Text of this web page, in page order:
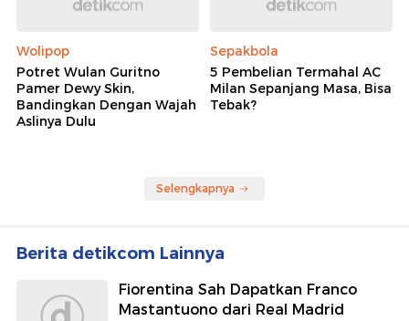
Wolipop
Potret Wulan Guritno
Pamer Dewy Skin,
Bandingkan Dengan Wajah
Aslinya Dulu
Sepakbola
5 Pembelian Termahal AC
Milan Sepanjang Masa, Bisa
Tebak?
Selengkapnya
Berita detikcom Lainnya
Fiorentina Sah Dapatkan Franco
Mastantuono dari Real Madrid